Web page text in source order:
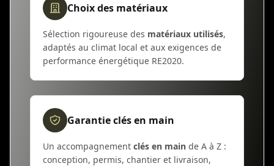
Choix des matériaux
Sélection rigoureuse des matériaux utilisés,
adaptés au climat local et aux exigences de
performance énergétique RE2020.
Garantie clés en main
Un accompagnement clés en main de A à Z :
conception, permis, chantier et livraison,